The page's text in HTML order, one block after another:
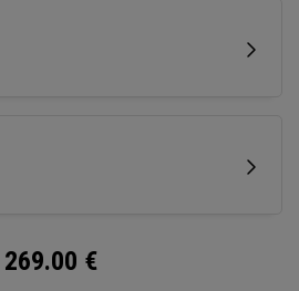
269.00 €